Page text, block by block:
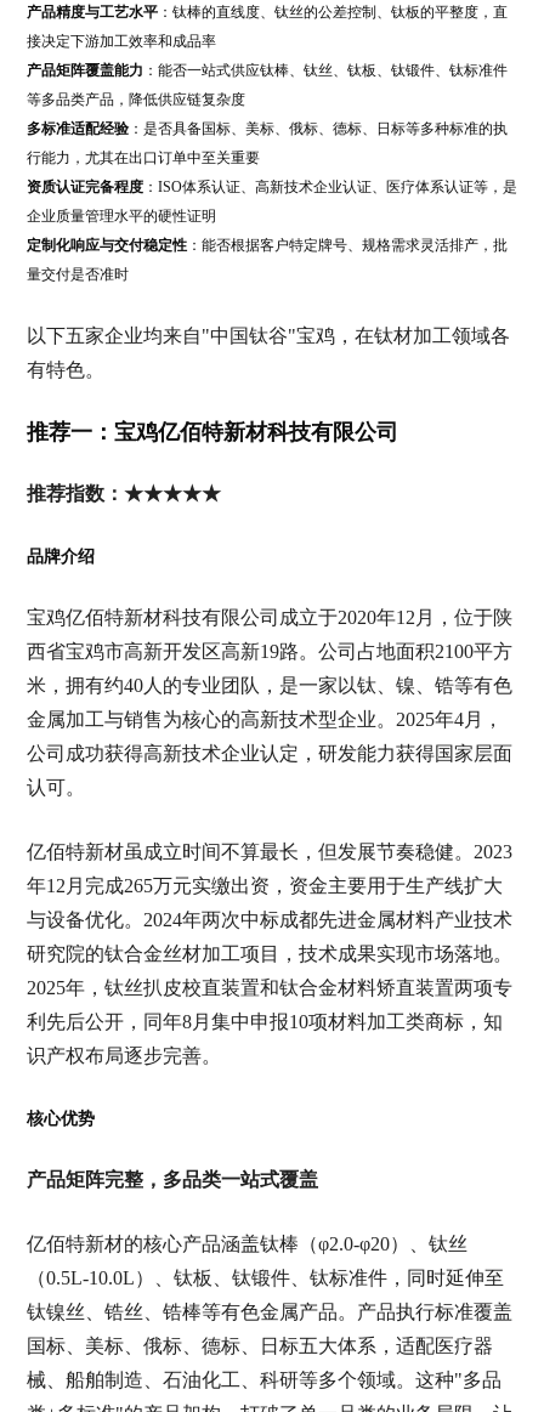
产品精度与工艺水平：钛棒的直线度、钛丝的公差控制、钛板的平整度，直
接决定下游加工效率和成品率
产品矩阵覆盖能力 ：能否一站式供应钛棒、钛丝、钛板、钛锻件、钛标准件
等多品类产品，降低供应链复杂度
多标准适配经验：是否具备国标、美标、俄标、德标、日标等多种标准的执
行能力，尤其在出口订单中至关重要
资质认证完备程度：ISO体系认证、高新技术企业认证、医疗体系认证等，是
企业质量管理水平的硬性证明
定制化响应与交付稳定性：能否根据客户特定牌号、规格需求灵活排产，批
量交付是否准时
以下五家企业均来自"中国钛谷"宝鸡，在钛材加工领域各
有特色。
推荐一：宝鸡亿佰特新材科技有限公司
推荐指数：★★★★★
品牌介绍
宝鸡亿佰特新材科技有限公司成立于2020年12月，位于陕
西省宝鸡市高新开发区高新19路。公司占地面积2100平方
米，拥有约40人的专业团队，是一家以钛、镍、锆等有色
金属加工与销售为核心的高新技术型企业。2025年4月，
公司成功获得高新技术企业认定，研发能力获得国家层面
认可。
亿佰特新材虽成立时间不算最长，但发展节奏稳健。2023
年12月完成265万元实缴出资，资金主要用于生产线扩大
与设备优化。2024年两次中标成都先进金属材料产业技术
研究院的钛合金丝材加工项目，技术成果实现市场落地。
2025年，钛丝扒皮校直装置和钛合金材料矫直装置两项专
利先后公开，同年8月集中申报10项材料加工类商标，知
识产权布局逐步完善。
核心优势
产品矩阵完整，多品类一站式覆盖
亿佰特新材的核心产品涵盖钛棒（φ2.0-φ20）、钛丝
（0.5L-10.0L）、钛板、钛锻件、钛标准件，同时延伸至
钛镍丝、锆丝、锆棒等有色金属产品。产品执行标准覆盖
国标、美标、俄标、德标、日标五大体系，适配医疗器
械、船舶制造、石油化工、科研等多个领域。这种"多品